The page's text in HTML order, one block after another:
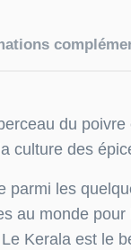
du poivre
culture des
parmi les
au monde
Kerala est le